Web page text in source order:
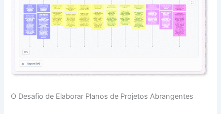
O Desafio de Elaborar Planos de Projetos Abrangentes